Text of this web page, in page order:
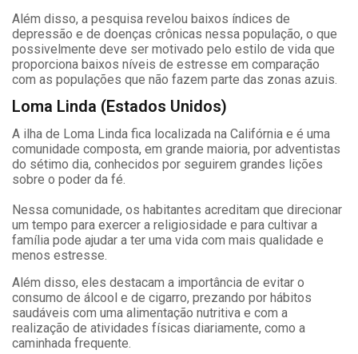
Além disso, a pesquisa revelou baixos índices de
depressão e de doenças crônicas nessa população, o que
possivelmente deve ser motivado pelo estilo de vida que
proporciona baixos níveis de estresse em comparação
com as populações que não fazem parte das zonas azuis.
Loma Linda (Estados Unidos)
A ilha de Loma Linda fica localizada na Califórnia e é uma
comunidade composta, em grande maioria, por adventistas
do sétimo dia, conhecidos por seguirem grandes lições
sobre o poder da fé.
Nessa comunidade, os habitantes acreditam que direcionar
um tempo para exercer a religiosidade e para cultivar a
família pode ajudar a ter uma vida com mais qualidade e
menos estresse.
Além disso, eles destacam a importância de evitar o
consumo de álcool e de cigarro, prezando por hábitos
saudáveis com uma alimentação nutritiva e com a
realização de atividades físicas diariamente, como a
caminhada frequente.